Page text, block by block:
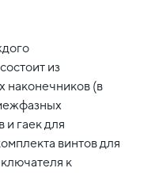
из
наконечников (в
и гаек для
винтов для
к